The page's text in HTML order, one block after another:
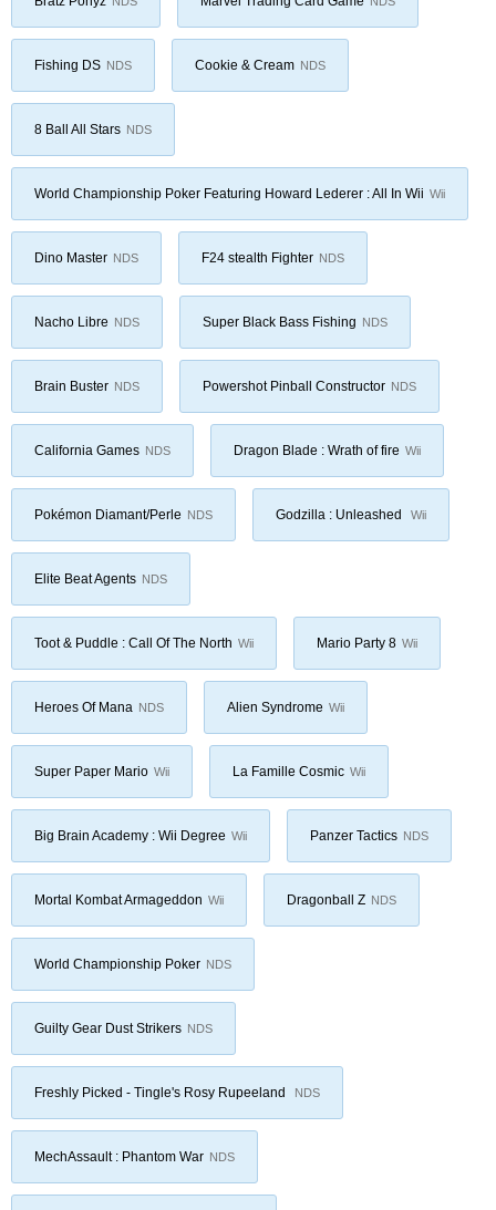
Fishing DS NDS Cookie & Cream NDS
8 Ball All Stars NDS
World Championship Poker Featuring Howard Lederer : All In Wii Wii
Dino Master NDS F24 stealth Fighter NDS
Nacho Libre NDS Super Black Bass Fishing NDS
Brain Buster NDS Powershot Pinball Constructor NDS
California Games NDS Dragon Blade : Wrath of fire Wii
Pokémon Diamant/Perle NDS Godzilla : Unleashed Wii
Elite Beat Agents NDS
Toot & Puddle : Call Of The North Wii Mario Party 8 Wii
Heroes Of Mana NDS Alien Syndrome Wii
Super Paper Mario Wii La Famille Cosmic Wii
Big Brain Academy : Wii Degree Wii Panzer Tactics NDS
Mortal Kombat Armageddon Wii Dragonball Z NDS
World Championship Poker NDS
Guilty Gear Dust Strikers NDS
Freshly Picked - Tingle's Rosy Rupeeland NDS
MechAssault : Phantom War NDS